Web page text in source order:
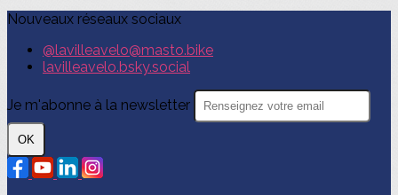
Nouveaux réseaux sociaux
@lavilleavelo@masto.bike
lavilleavelo.bsky.social
Je m'abonne à la newsletter
OK